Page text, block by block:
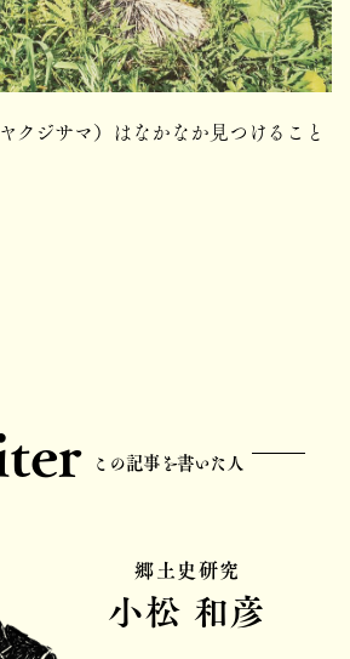
クジサマ）はなかなか見つけること
この記事を書いた人
郷土史研究
小松 和彦